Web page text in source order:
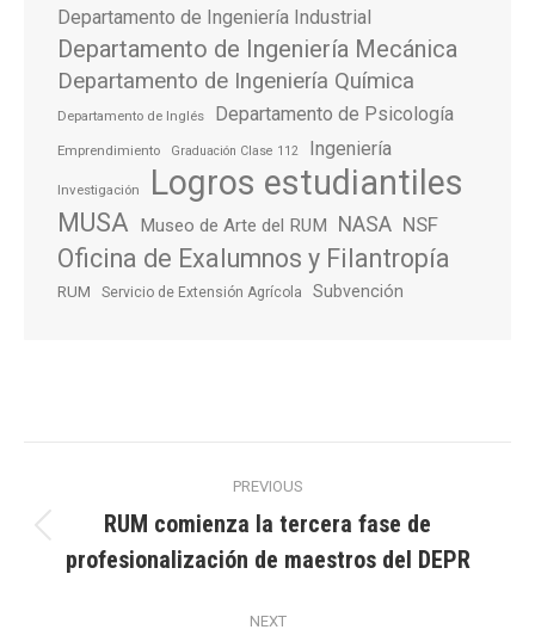
Departamento de Ingeniería Industrial
Departamento de Ingeniería Mecánica
Departamento de Ingeniería Química
Departamento de Inglés Departamento de Psicología
Emprendimiento Graduación Clase 112 Ingeniería
Investigación Logros estudiantiles
MUSA Museo de Arte del RUM NASA NSF
Oficina de Exalumnos y Filantropía
RUM Servicio de Extensión Agrícola Subvención
navigation
PREVIOUS
Previous
post:
RUM comienza la tercera fase de
profesionalización de maestros del DEPR
NEXT